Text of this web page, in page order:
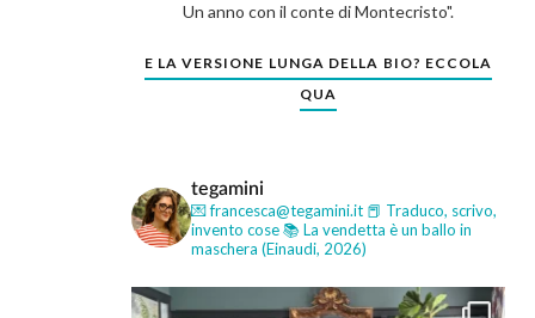
Un anno con il conte di Montecristo".
E LA VERSIONE LUNGA DELLA BIO? ECCOLA
QUA
tegamini
💌 francesca@tegamini.it 📕 Traduco, scrivo,
invento cose📚 La vendetta è un ballo in
maschera (Einaudi, 2026)